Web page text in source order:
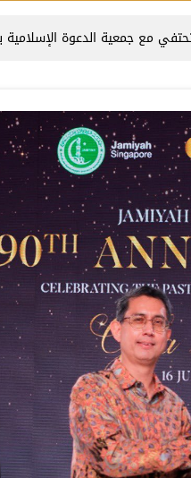
الدعوة الإسلامية بسنغافورة